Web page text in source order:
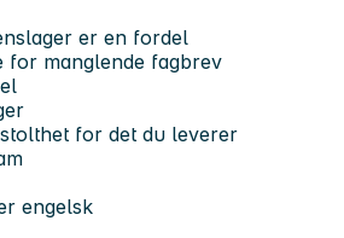
er en fordel
for manglende fagbrev
for det du leverer
engelsk